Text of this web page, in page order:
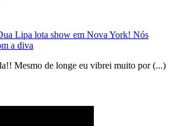
Lipa lota show em Nova York! Nós
a diva
Mesmo de longe eu vibrei muito por (...)